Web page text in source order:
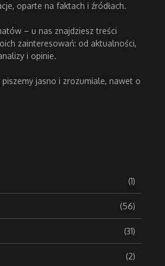
oparte na faktach i źródłach.
– u nas znajdziesz treści
zainteresowań: od aktualności,
i opinie.
piszemy jasno i zrozumiale, nawet o
(1)
(56)
(31)
(2)